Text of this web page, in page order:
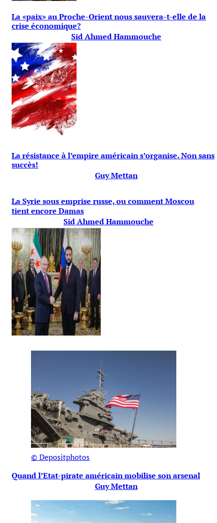
La «paix» au Proche-Orient nous sauvera-t-elle de la
crise économique?
Sid Ahmed Hammouche
La résistance à l’empire américain s’organise. Non sans
succès!
Guy Mettan
La Syrie sous emprise russe, ou comment Moscou
tient encore Damas
Sid Ahmed Hammouche
© Depositphotos
Quand l’Etat-pirate américain mobilise son arsenal
Guy Mettan